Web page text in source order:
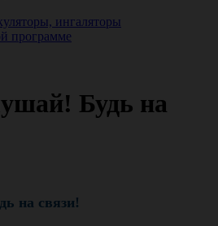
ингаляторы
программе
Будь на
на связи!